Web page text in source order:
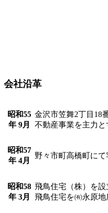
会社沿革
昭和55
年 9月
金沢市笠舞2丁目18
不動産事業を主力と
昭和57
年 4月
野々市町高橋町に
昭和58
年 3月
飛鳥住宅（株）を設
飛鳥住宅を㈲永原